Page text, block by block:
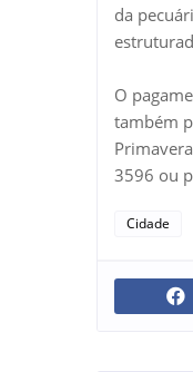
da
O
também
3596 ou
Cidade